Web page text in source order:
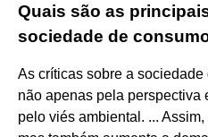
Quais são as
sociedade de
As críticas sobre a
não apenas pela perspectiva
pelo viés ambiental. ...